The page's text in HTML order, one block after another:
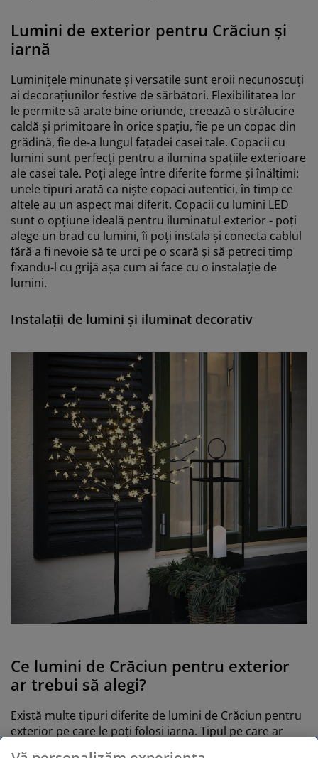
Lumini de exterior pentru Crăciun și
iarnă
Luminițele minunate și versatile sunt eroii necunoscuți
ai decorațiunilor festive de sărbători. Flexibilitatea lor
le permite să arate bine oriunde, creează o strălucire
caldă și primitoare în orice spațiu, fie pe un copac din
grădină, fie de-a lungul fațadei casei tale. Copacii cu
lumini sunt perfecți pentru a ilumina spațiile exterioare
ale casei tale. Poți alege între diferite forme și înălțimi:
unele tipuri arată ca niște copaci autentici, în timp ce
altele au un aspect mai diferit. Copacii cu lumini LED
sunt o opțiune ideală pentru iluminatul exterior - poți
alege un brad cu lumini, îi poți instala și conecta cablul
fără a fi nevoie să te urci pe o scară și să petreci timp
fixandu-l cu grijă așa cum ai face cu o instalație de
lumini.
Instalații de lumini și iluminat decorativ
Ce lumini de Crăciun pentru exterior
ar trebui să alegi?
Există multe tipuri diferite de lumini de Crăciun pentru
exterior pe care le poți folosi iarna. Tipul pe care ar